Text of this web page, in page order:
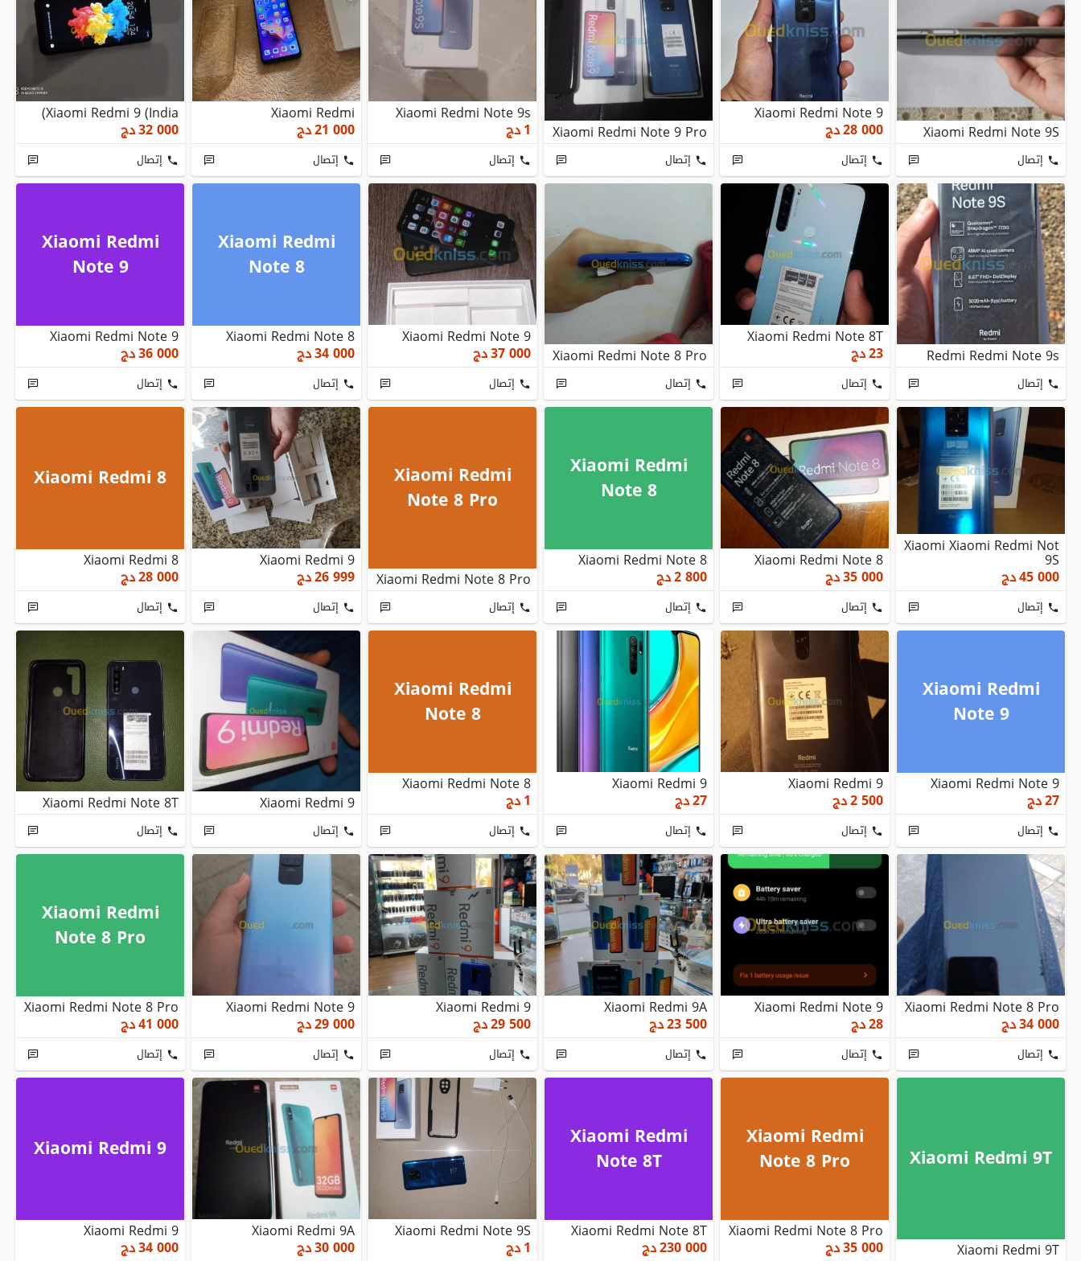
Xiaomi Redmi Note 9S
إتصال
Xiaomi Redmi Note 9
28 000دج
إتصال
Xiaomi Redmi Note 9 Pro
إتصال
Xiaomi Redmi Note 9s
1دج
إتصال
Xiaomi Redmi
21 000دج
إتصال
Xiaomi Redmi 9 (India)
32 000دج
إتصال
Redmi Redmi Note 9s
إتصال
Xiaomi Redmi Note 8T
23دج
إتصال
Xiaomi Redmi Note 8 Pro
إتصال
Xiaomi Redmi Note 9
37 000دج
إتصال
Xiaomi Redmi
Note 8
Xiaomi Redmi Note 8
34 000دج
إتصال
Xiaomi Redmi
Note 9
Xiaomi Redmi Note 9
36 000دج
إتصال
Xiaomi Xiaomi Redmi Not
9S
45 000دج
إتصال
Xiaomi Redmi Note 8
35 000دج
إتصال
Xiaomi Redmi
Note 8
Xiaomi Redmi Note 8
2 800دج
إتصال
Xiaomi Redmi
Note 8 Pro
Xiaomi Redmi Note 8 Pro
إتصال
Xiaomi Redmi 9
26 999دج
إتصال
Xiaomi Redmi 8
Xiaomi Redmi 8
28 000دج
إتصال
Xiaomi Redmi
Note 9
Xiaomi Redmi Note 9
27دج
إتصال
Xiaomi Redmi 9
2 500دج
إتصال
Xiaomi Redmi 9
27دج
إتصال
Xiaomi Redmi
Note 8
Xiaomi Redmi Note 8
1دج
إتصال
Xiaomi Redmi 9
إتصال
Xiaomi Redmi Note 8T
إتصال
Xiaomi Redmi Note 8 Pro
34 000دج
إتصال
Xiaomi Redmi Note 9
28دج
إتصال
Xiaomi Redmi 9A
23 500دج
إتصال
Xiaomi Redmi 9
29 500دج
إتصال
Xiaomi Redmi Note 9
29 000دج
إتصال
Xiaomi Redmi
Note 8 Pro
Xiaomi Redmi Note 8 Pro
41 000دج
إتصال
Xiaomi Redmi 9T
Xiaomi Redmi 9T
Xiaomi Redmi
Note 8 Pro
Xiaomi Redmi Note 8 Pro
35 000دج
Xiaomi Redmi
Note 8T
Xiaomi Redmi Note 8T
230 000دج
Xiaomi Redmi Note 9S
1دج
Xiaomi Redmi 9A
30 000دج
Xiaomi Redmi 9
Xiaomi Redmi 9
34 000دج